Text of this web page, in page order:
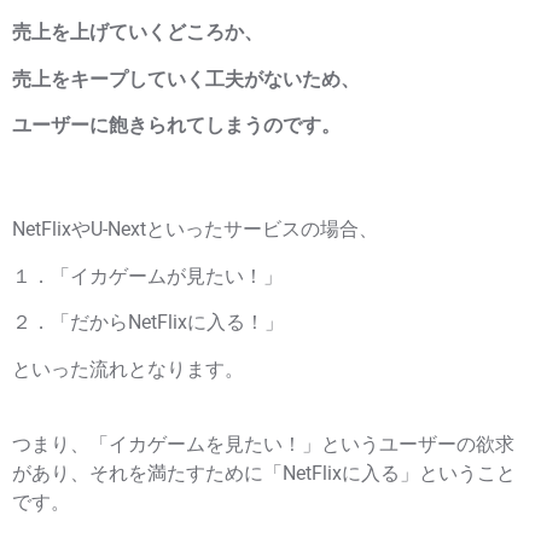
売上を上げていくどころか、
売上をキープしていく工夫がないため、
ユーザーに飽きられてしまうのです。
NetFlixやU-Nextといったサービスの場合、
１．「イカゲームが見たい！」
２．「だからNetFlixに入る！」
といった流れとなります。
つまり、「イカゲームを見たい！」というユーザーの欲求
があり、それを満たすために「NetFlixに入る」ということ
です。